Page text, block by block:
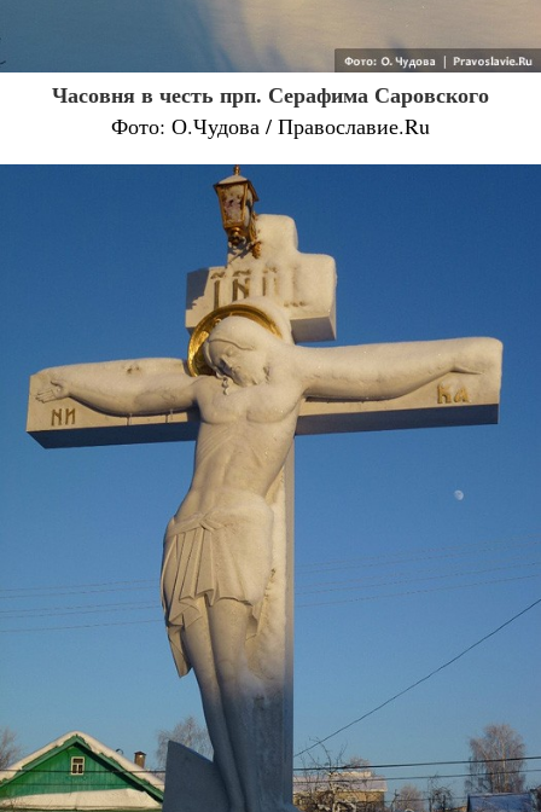
Часовня в честь прп. Серафима Саровского
Фото: О.Чудова / Православие.Ru